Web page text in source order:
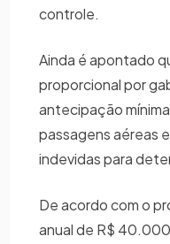
controle.
Ainda é apontado
proporcional por
antecipação
passagens aéreas
indevidas para
De acordo com o
anual de R$